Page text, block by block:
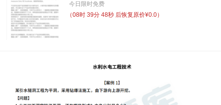
今日限时免费
（08时 39分 48秒 后恢复原价¥0.0）